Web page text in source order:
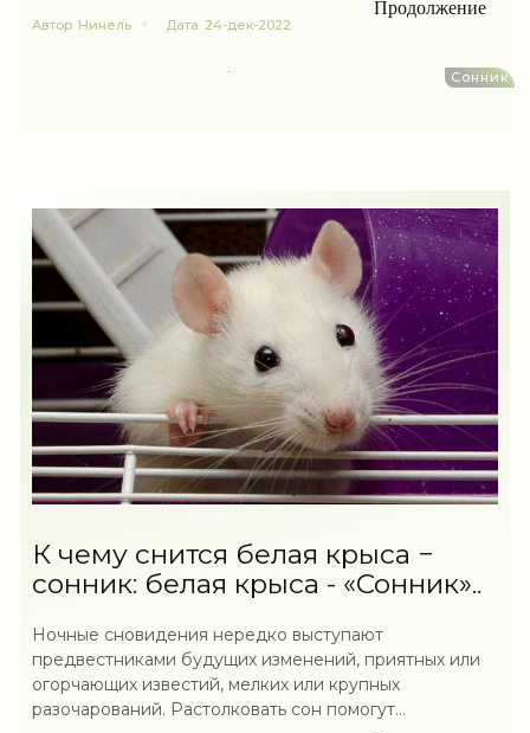
Продолжение
Автор Нинель Дата 24-дек-2022
Сонник
К чему снится белая крыса −
сонник: белая крыса - «Сонник»..
Ночные сновидения нередко выступают
предвестниками будущих изменений, приятных или
огорчающих известий, мелких или крупных
разочарований. Растолковать сон помогут...